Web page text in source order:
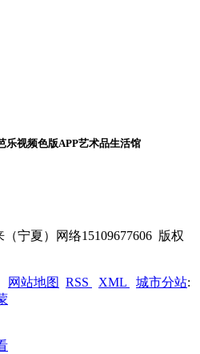
乐视频色版APP艺术品生活馆
（宁夏）网络15109677606 版权
网站地图 RSS XML 城市分站: